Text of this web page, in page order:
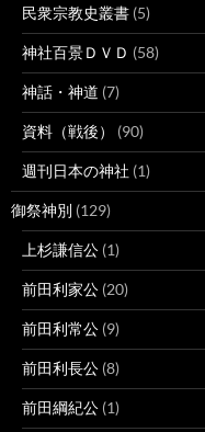
民衆宗教史叢書 (5)
神社百景ＤＶＤ (58)
神話・神道 (7)
資料（戦後） (90)
週刊日本の神社 (1)
御祭神別 (129)
上杉謙信公 (1)
前田利家公 (20)
前田利常公 (9)
前田利長公 (8)
前田綱紀公 (1)